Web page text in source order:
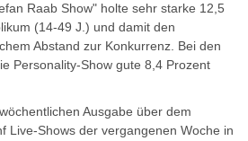
Raab Show" holte sehr starke 12,5
(14-49 J.) und damit den
Abstand zur Konkurrenz. Bei den
Personality-Show gute 8,4 Prozent
Ausgabe über dem
Live-Shows der vergangenen Woche in